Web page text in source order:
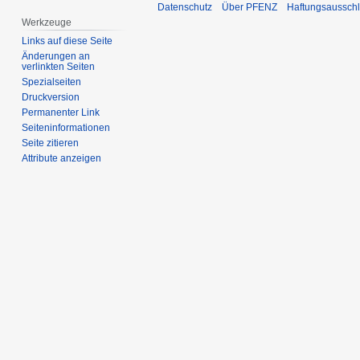
Werkzeuge
Links auf diese Seite
Änderungen an
verlinkten Seiten
Spezialseiten
Druckversion
Permanenter Link
Seiten­­informationen
Seite zitieren
Attribute anzeigen
Datenschutz Über PFENZ